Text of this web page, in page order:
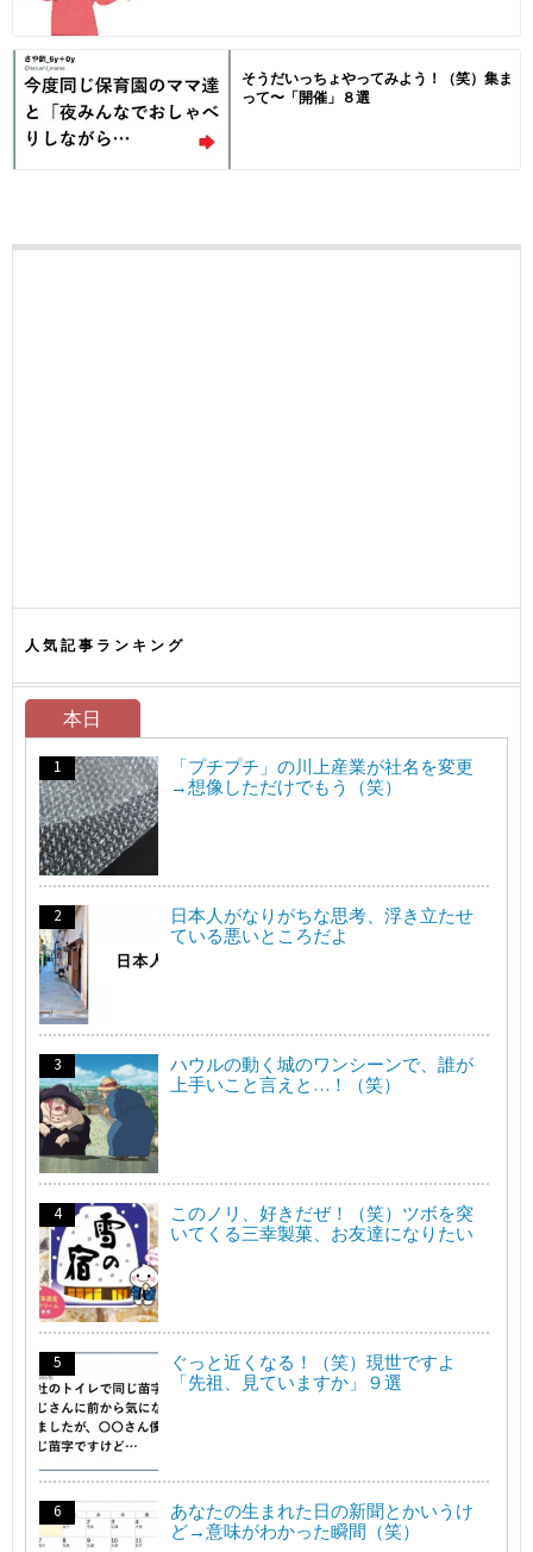
そうだいっちょやってみよう！（笑）集ま
って〜「開催」８選
人気記事ランキング
本日
「プチプチ」の川上産業が社名を変更
→想像しただけでもう（笑）
日本人がなりがちな思考、浮き立たせ
ている悪いところだよ
ハウルの動く城のワンシーンで、誰が
上手いこと言えと…！（笑）
このノリ、好きだぜ！（笑）ツボを突
いてくる三幸製菓、お友達になりたい
ぐっと近くなる！（笑）現世ですよ
「先祖、見ていますか」９選
あなたの生まれた日の新聞とかいうけ
ど→意味がわかった瞬間（笑）